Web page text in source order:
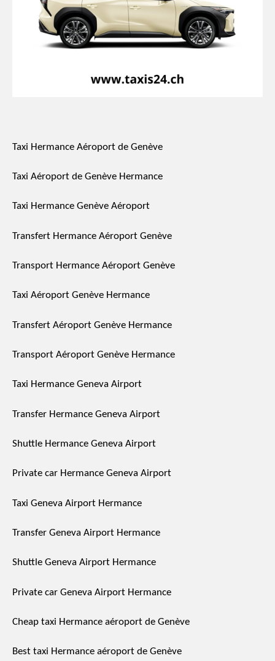
Taxi Hermance Aéroport de Genève
Taxi Aéroport de Genève Hermance
Taxi Hermance Genève Aéroport
Transfert Hermance Aéroport Genève
Transport Hermance Aéroport Genève
Taxi Aéroport Genève Hermance
Transfert Aéroport Genève Hermance
Transport Aéroport Genève Hermance
Taxi Hermance Geneva Airport
Transfer Hermance Geneva Airport
Shuttle Hermance Geneva Airport
Private car Hermance Geneva Airport
Taxi Geneva Airport Hermance
Transfer Geneva Airport Hermance
Shuttle Geneva Airport Hermance
Private car Geneva Airport Hermance
Cheap taxi Hermance aéroport de Genève
Best taxi Hermance aéroport de Genève